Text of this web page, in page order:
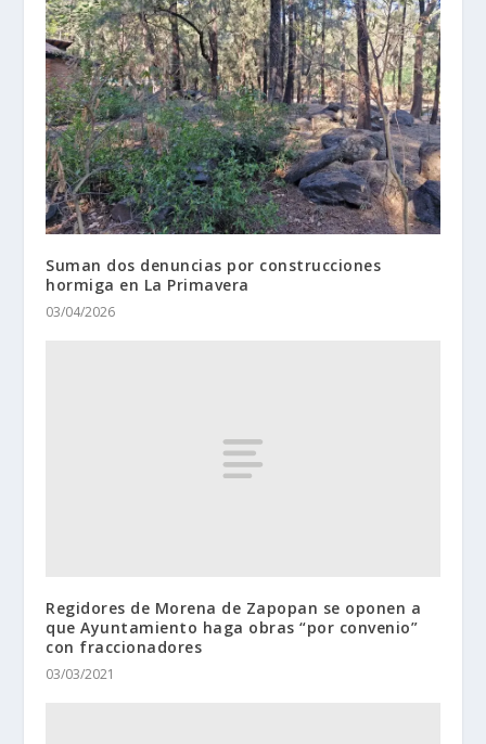
Suman dos denuncias por construcciones
hormiga en La Primavera
03/04/2026
Regidores de Morena de Zapopan se oponen a
que Ayuntamiento haga obras “por convenio”
con fraccionadores
03/03/2021